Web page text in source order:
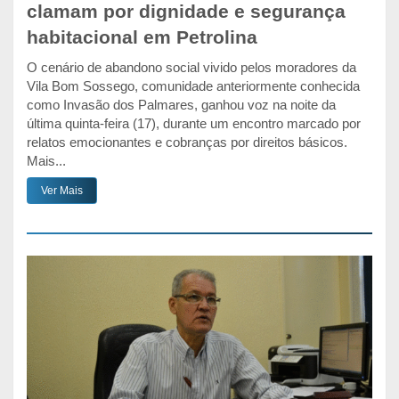
clamam por dignidade e segurança
habitacional em Petrolina
O cenário de abandono social vivido pelos moradores da
Vila Bom Sossego, comunidade anteriormente conhecida
como Invasão dos Palmares, ganhou voz na noite da
última quinta-feira (17), durante um encontro marcado por
relatos emocionantes e cobranças por direitos básicos.
Mais...
Ver Mais